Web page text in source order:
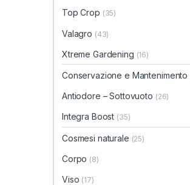
Top Crop (35)
Valagro (43)
Xtreme Gardening (16)
Conservazione e Mantenimento
Antiodore – Sottovuoto (26)
Integra Boost (35)
Cosmesi naturale (25)
Corpo (8)
Viso (17)